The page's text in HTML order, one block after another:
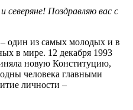
Поздравляю вас с
один из самых молодых и в
в мире. 12 декабря 1993
новую Конституцию,
человека главными
личности –